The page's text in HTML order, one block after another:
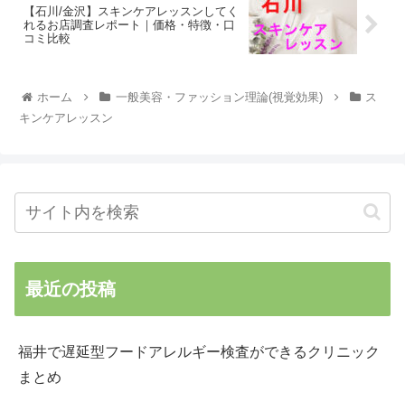
【石川/金沢】スキンケアレッスンしてく
れるお店調査レポート｜価格・特徴・口
コミ比較
ホーム 一般美容・ファッション理論(視覚効果)
ス
キンケアレッスン
最近の投稿
福井で遅延型フードアレルギー検査ができるクリニック
まとめ